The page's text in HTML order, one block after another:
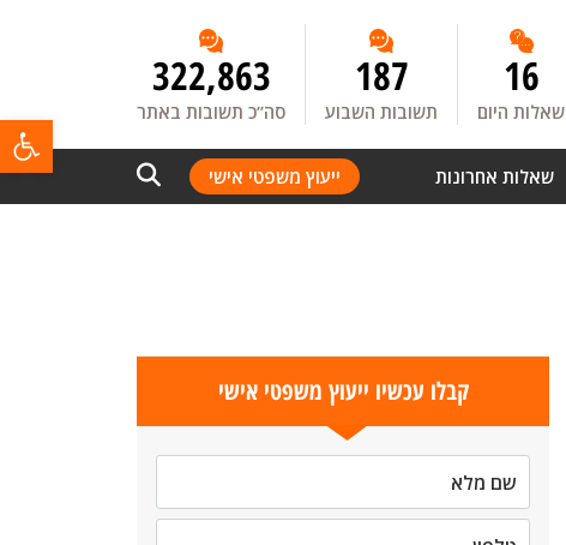
16
שאלות היום
187
תשובות השבוע
322,863
סה”כ תשובות באתר
שאלות אחרונות ייעוץ משפטי אישי
קבלו עכשיו ייעוץ משפטי אישי